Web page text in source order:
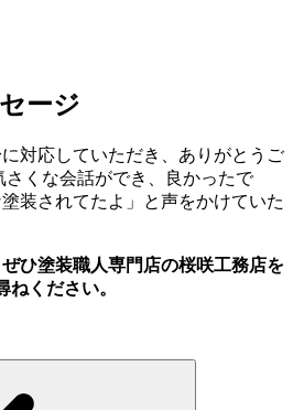
ージ
対応していただき、ありがとうご
さくな会話ができ、良かったで
装されてたよ」と声をかけていた
ひ塗装職人専門店の桜咲工務店を
ねください。